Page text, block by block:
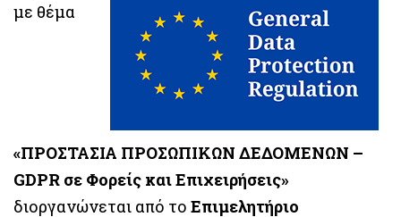
με θέμα
«ΠΡΟΣΤΑΣΙΑ ΠΡΟΣΩΠΙΚΩΝ ΔΕΔΟΜΕΝΩΝ –
GDPR σε Φορείς και Επιχειρήσεις»
διοργανώνεται από το Επιμελητήριο